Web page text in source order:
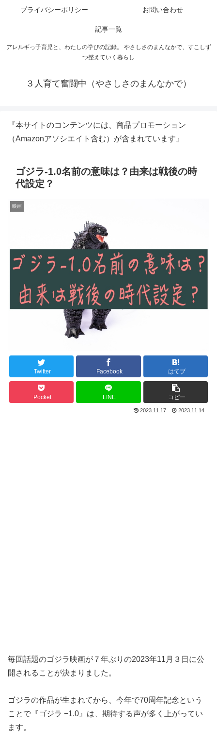
アレルギっ子育児と、わたしの学びの記録。 やさしさのまんなかで、すこしず
つ整えていく暮らし
３人育て奮闘中（やさしさのまんなかで）
プライバシーポリシー お問い合わせ
記事一覧
『本サイトのコンテンツには、商品プロモーション
（Amazonアソシエイト含む）が含まれています』
ゴジラ-1.0名前の意味は？由来は戦後の時
代設定？
映画
Twitter Facebook はてブ
Pocket LINE コピー
2023.11.17 2023.11.14
毎回話題のゴジラ映画が７年ぶりの2023年11月３日に公
開されることが決まりました。
ゴジラの作品が生まれてから、今年で70周年記念という
ことで『ゴジラ −1.0』は、期待する声が多く上がってい
ます。